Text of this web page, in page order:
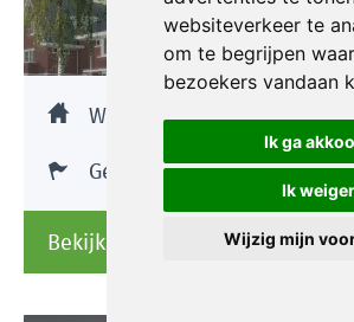
websiteverkeer te
om te begrijpen
bezoekers vandaan
Ik ga
Ik weiger
Wijzig mijn
Woningbouw
Gerealiseerd
Bekijk project